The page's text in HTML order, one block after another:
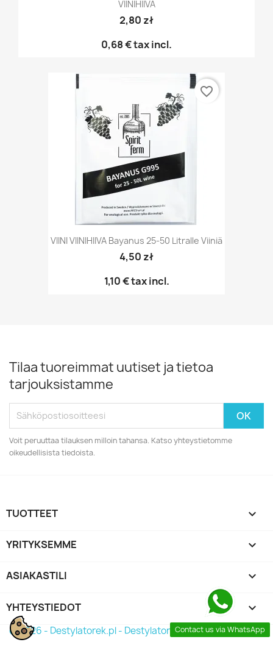
VIINIHIIVA
2,80 zł
0,68 €tax incl.
VIINI VIINIHIIVA Bayanus 25-50 Litralle Viiniä
4,50 zł
1,10 €tax incl.
favorite_border
Tilaa tuoreimmat uutiset ja tietoa
tarjouksistamme
Voit peruuttaa tilauksen milloin tahansa. Katso yhteystietomme
oikeudellisista tiedoista.
TUOTTEET 
YRITYKSEMME 
ASIAKASTILI 
Contact us via WhatsApp
YHTEYSTIEDOT keyboard_arrow_down
© 2026 - Destylatorek.pl - Destylator 2026